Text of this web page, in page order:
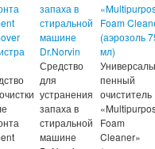
Средство
для
устранения
запаха в
стиральной
машине
пенный
очиститель
Foam
Cleaner»